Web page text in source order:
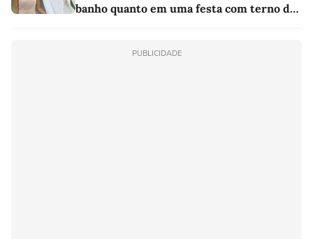
banho quanto em uma festa com terno de
PUBLICIDADE